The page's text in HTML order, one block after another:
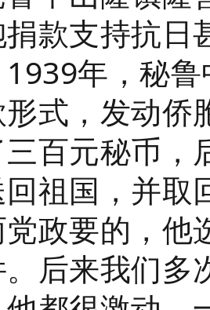
款支持抗日
年，秘
式，发动侨
百元秘币，
祖国，并取
政要的，他
后来我们多